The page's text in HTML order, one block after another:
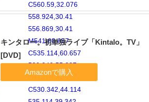
C560.59,32.076
558.924,30.41
556.869,30.41
M541,60.657
C535.114,60.657
530.342,55.887
530.342,50
C530.342,44.114
キンタロー。初単独ライブ「Kintalo。TV」
[DVD]